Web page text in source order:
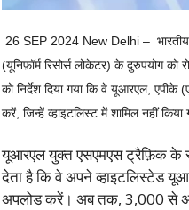
26 SEP 2024 New Delhi –
(यूनिफ़ॉर्म रिसोर्स लोकेटर) के दुरुपयोग
को निर्देश दिया गया कि वे यूआरएल,
करें, जिन्हें व्हाइटलिस्ट में शामिल नहीं
यूआरएल युक्त एसएमएस ट्रैफ़िक के
देता है कि वे अपने व्हाइटलिस्टेड
अपलोड करें। अब तक, 3,000 से